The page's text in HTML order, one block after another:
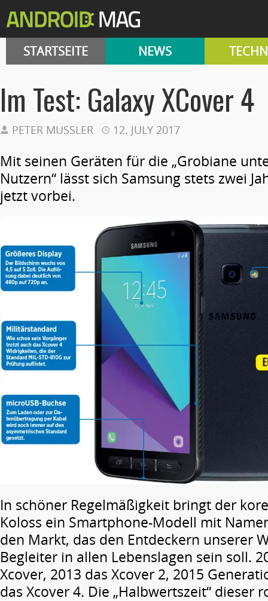
STARTSEITE NEWS
Im Test: Galaxy XCover 4
PETER MUSSLER 12. JULY 2017
Mit seinen Geräten für die „Grobiane
Nutzern“ lässt sich Samsung stets zwei
jetzt vorbei.
In schöner Regelmäßigkeit bringt der
Koloss ein Smartphone-Modell mit
den Markt, das den Entdeckern unserer
Begleiter in allen Lebenslagen sein soll.
Xcover, 2013 das Xcover 2, 2015
das Xcover 4. Die „Halbwertszeit“ dieser